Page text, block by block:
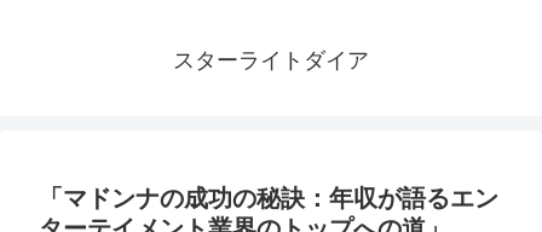
スターライトダイア
「マドンナの成功の秘訣：年収が語るエン